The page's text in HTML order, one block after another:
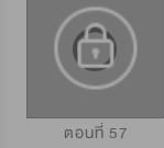
ตอนที่ 57